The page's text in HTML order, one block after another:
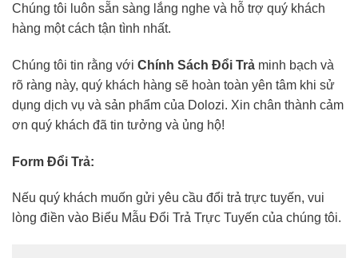
Chúng tôi luôn sẵn sàng lắng nghe và hỗ trợ quý khách
hàng một cách tận tình nhất.
Chúng tôi tin rằng với Chính Sách Đổi Trả minh bạch và
rõ ràng này, quý khách hàng sẽ hoàn toàn yên tâm khi sử
dụng dịch vụ và sản phẩm của Dolozi. Xin chân thành cảm
ơn quý khách đã tin tưởng và ủng hộ!
Form Đổi Trả:
Nếu quý khách muốn gửi yêu cầu đổi trả trực tuyến, vui
lòng điền vào Biểu Mẫu Đổi Trả Trực Tuyến của chúng tôi.